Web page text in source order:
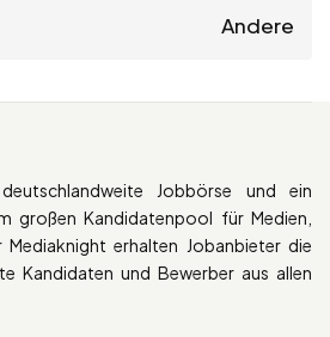
Andere
Jobbörse und ein
großen Kandidatenpool für Medien,
Mediaknight erhalten Jobanbieter die
Kandidaten und Bewerber aus allen